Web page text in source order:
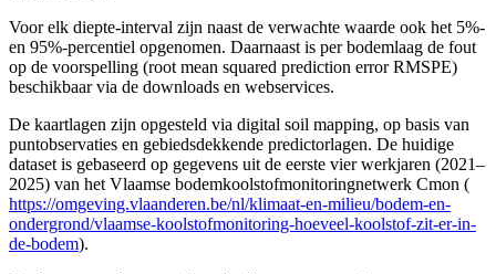
Voor elk diepte-interval zijn naast de verwachte waarde ook het 5%-
en 95%-percentiel opgenomen. Daarnaast is per bodemlaag de fout
op de voorspelling (root mean squared prediction error RMSPE)
beschikbaar via de downloads en webservices.
De kaartlagen zijn opgesteld via digital soil mapping, op basis van
puntobservaties en gebiedsdekkende predictorlagen. De huidige
dataset is gebaseerd op gegevens uit de eerste vier werkjaren (2021–
2025) van het Vlaamse bodemkoolstofmonitoringnetwerk Cmon (
https://omgeving.vlaanderen.be/nl/klimaat-en-milieu/bodem-en-
ondergrond/vlaamse-koolstofmonitoring-hoeveel-koolstof-zit-er-in-
de-bodem).